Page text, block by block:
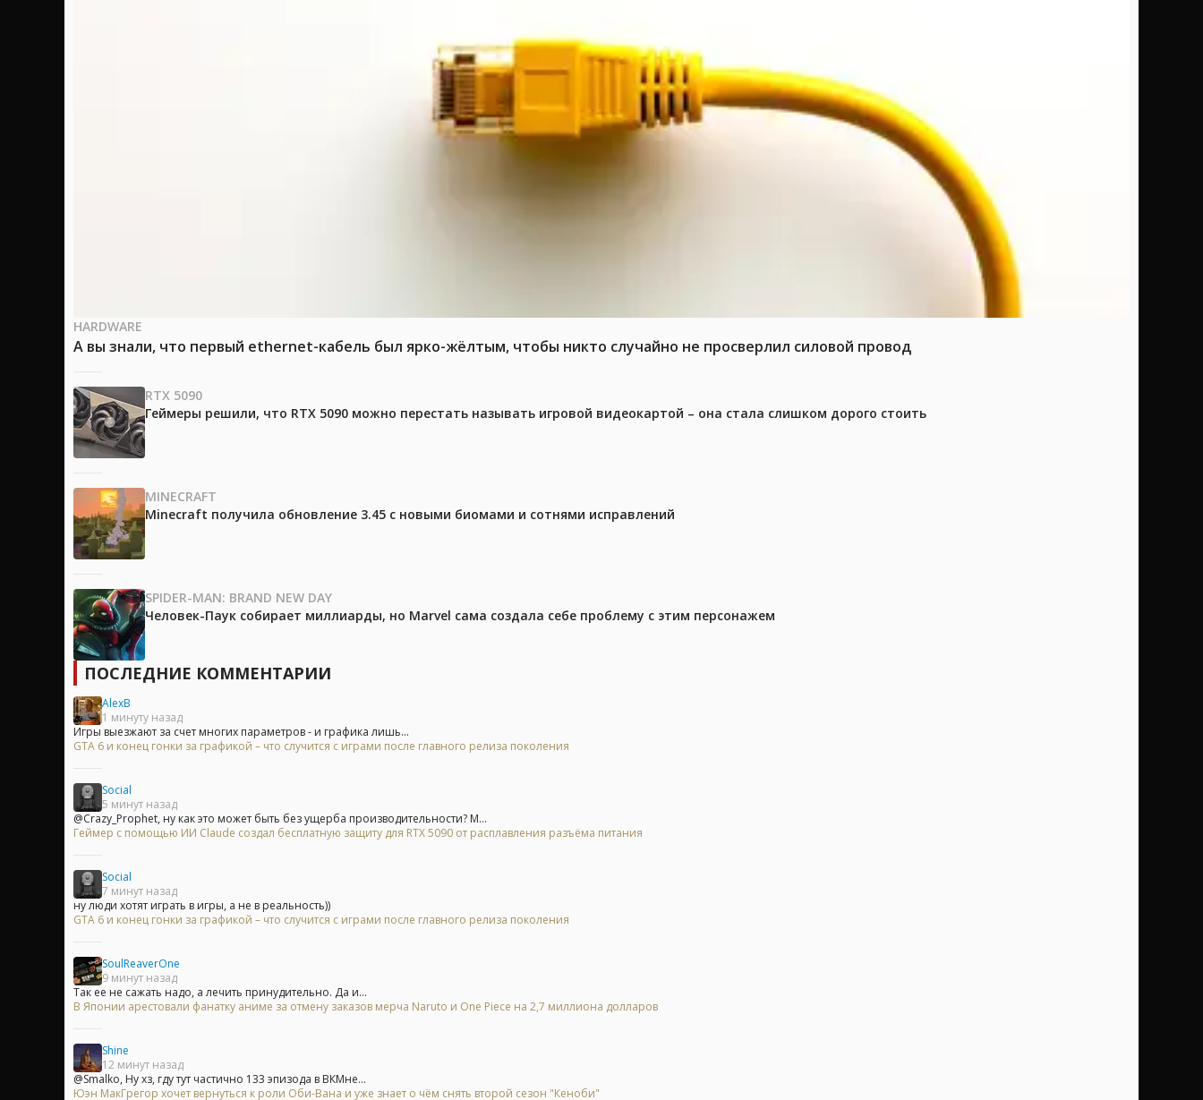
HARDWARE
А вы знали, что первый ethernet-кабель был ярко-жёлтым, чтобы никто случайно не просверлил силовой провод
RTX 5090
Геймеры решили, что RTX 5090 можно перестать называть игровой видеокартой – она стала слишком дорого стоить
MINECRAFT
Minecraft получила обновление 3.45 с новыми биомами и сотнями исправлений
SPIDER-MAN: BRAND NEW DAY
Человек-Паук собирает миллиарды, но Marvel сама создала себе проблему с этим персонажем
ПОСЛЕДНИЕ КОММЕНТАРИИ
AlexB
1 минуту назад
Игры выезжают за счет многих параметров - и графика лишь...
GTA 6 и конец гонки за графикой – что случится с играми после главного релиза поколения
Social
5 минут назад
@Crazy_Prophet, ну как это может быть без ущерба производительности? М...
Геймер с помощью ИИ Claude создал бесплатную защиту для RTX 5090 от расплавления разъёма питания
Social
7 минут назад
ну люди хотят играть в игры, а не в реальность))
GTA 6 и конец гонки за графикой – что случится с играми после главного релиза поколения
SoulReaverOne
9 минут назад
Так ее не сажать надо, а лечить принудительно. Да и...
В Японии арестовали фанатку аниме за отмену заказов мерча Naruto и One Piece на 2,7 миллиона долларов
Shine
12 минут назад
@Smalko, Ну хз, гду тут частично 133 эпизода в ВКМне...
Юэн МакГрегор хочет вернуться к роли Оби-Вана и уже знает о чём снять второй сезон "Кеноби"